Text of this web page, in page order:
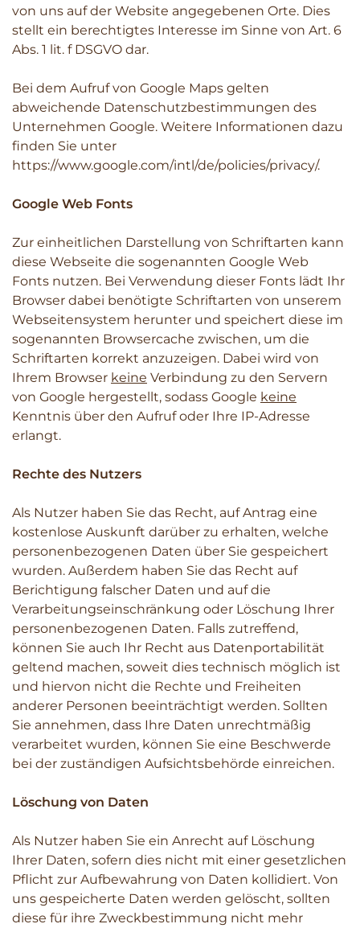
von uns auf der Website angegebenen Orte. Dies
stellt ein berechtigtes Interesse im Sinne von Art. 6
Abs. 1 lit. f DSGVO dar.
Bei dem Aufruf von Google Maps gelten
abweichende Datenschutzbestimmungen des
Unternehmen Google. Weitere Informationen dazu
finden Sie unter
https://www.google.com/intl/de/policies/privacy/.
Google Web Fonts
Zur einheitlichen Darstellung von Schriftarten kann
diese Webseite die sogenannten Google Web
Fonts nutzen. Bei Verwendung dieser Fonts lädt Ihr
Browser dabei benötigte Schriftarten von unserem
Webseitensystem herunter und speichert diese im
sogenannten Browsercache zwischen, um die
Schriftarten korrekt anzuzeigen. Dabei wird von
Ihrem Browser keine Verbindung zu den Servern
von Google hergestellt, sodass Google keine
Kenntnis über den Aufruf oder Ihre IP-Adresse
erlangt.
Rechte des Nutzers
Als Nutzer haben Sie das Recht, auf Antrag eine
kostenlose Auskunft darüber zu erhalten, welche
personenbezogenen Daten über Sie gespeichert
wurden. Außerdem haben Sie das Recht auf
Berichtigung falscher Daten und auf die
Verarbeitungseinschränkung oder Löschung Ihrer
personenbezogenen Daten. Falls zutreffend,
können Sie auch Ihr Recht aus Datenportabilität
geltend machen, soweit dies technisch möglich ist
und hiervon nicht die Rechte und Freiheiten
anderer Personen beeinträchtigt werden. Sollten
Sie annehmen, dass Ihre Daten unrechtmäßig
verarbeitet wurden, können Sie eine Beschwerde
bei der zuständigen Aufsichtsbehörde einreichen.
Löschung von Daten
Als Nutzer haben Sie ein Anrecht auf Löschung
Ihrer Daten, sofern dies nicht mit einer gesetzlichen
Pflicht zur Aufbewahrung von Daten kollidiert. Von
uns gespeicherte Daten werden gelöscht, sollten
diese für ihre Zweckbestimmung nicht mehr